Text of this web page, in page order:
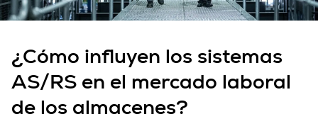
¿Cómo influyen los sistemas
AS/RS en el mercado laboral
de los almacenes?